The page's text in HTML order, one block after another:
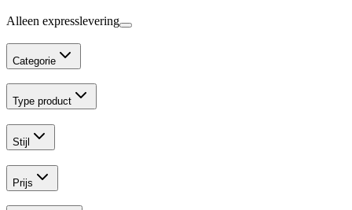
Alleen expresslevering
Categorie
Type product
Stijl
Prijs